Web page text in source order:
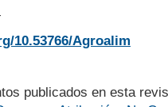
10.53766/Agroalim
publicados en esta